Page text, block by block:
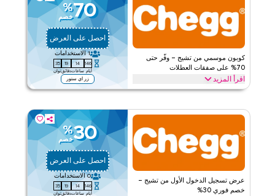
تشيج الأحكام والشروط
ينطبق على
ويب/تطبيق
على مستوى الموقع
اقرأ أقل
كوبون موسمي من تشيج – وفّر حتى
70% على صفقات العطلات
اقرأ المزيد
70
%
خصم
احصل على العرض
1 الاستخدامات
146
أيام
14
ساعات
19
دقائق
34
ثوان
زر اي ستور
وفّر حتى 70% مع هذا العرض من تشيج خلال المواسم الاحتفالية،
السوداء والعودة إلى المدرسة. استرد الآن.
تشيج الأحكام والشروط
ينطبق على
ويب/تطبيق
على مستوى الموقع
عرض تسجيل الدخول الأول من تشيج –
خصم فوري 30%
30
%
خصم
احصل على العرض
0 الاستخدامات
146
أيام
14
ساعات
19
دقائق
34
ثوان